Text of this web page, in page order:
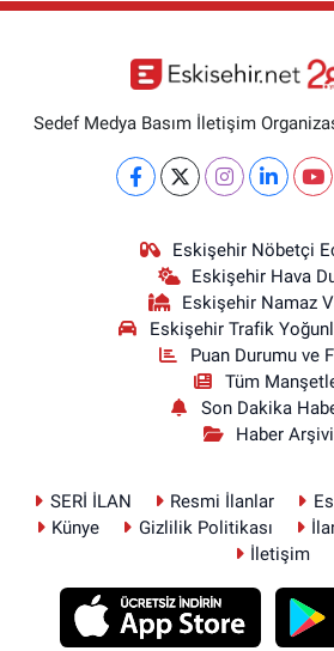
Sedef Medya Basım İletişim
Eskişehir Nöbetçi
Eskişehir Hava
Eskişehir Namaz
Eskişehir Trafik
Puan Durumu ve
Tüm
Son Dakika
Haber Arşivi
SERİ İLAN Resmi İlanlar
Künye
Gizlilik Politikası
İletişim